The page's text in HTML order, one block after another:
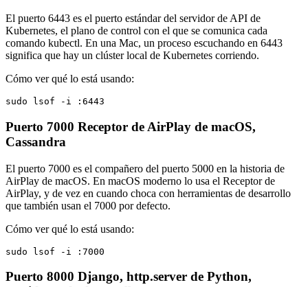
El puerto 6443 es el puerto estándar del servidor de API de
Kubernetes, el plano de control con el que se comunica cada
comando kubectl. En una Mac, un proceso escuchando en 6443
significa que hay un clúster local de Kubernetes corriendo.
Cómo ver qué lo está usando:
sudo lsof -i :6443
Puerto 7000 Receptor de AirPlay de macOS,
Cassandra
El puerto 7000 es el compañero del puerto 5000 en la historia de
AirPlay de macOS. En macOS moderno lo usa el Receptor de
AirPlay, y de vez en cuando choca con herramientas de desarrollo
que también usan el 7000 por defecto.
Cómo ver qué lo está usando:
sudo lsof -i :7000
Puerto 8000 Django, http.server de Python,